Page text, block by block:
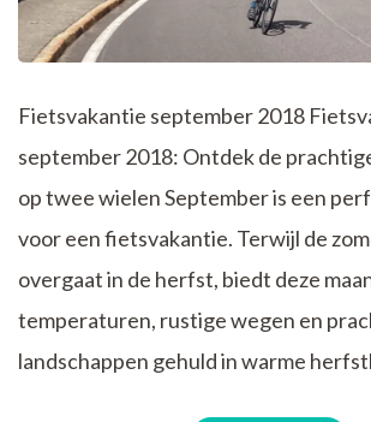
Fietsvakantie september 2018
september 2018: Ontdek de
op twee wielen September is een
voor een fietsvakantie. Terwijl de
overgaat in de herfst, biedt deze
temperaturen, rustige wegen en
landschappen gehuld in warme